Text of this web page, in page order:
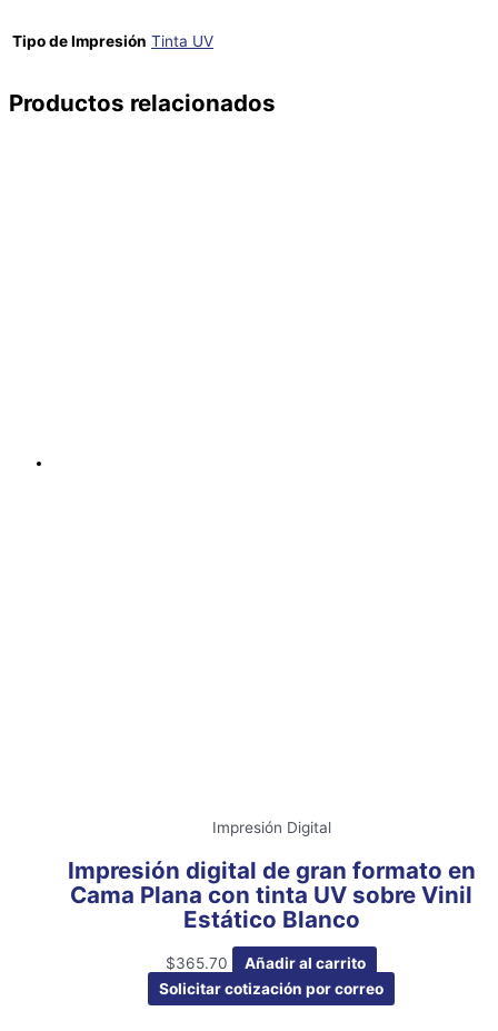
Tipo de Impresión Tinta UV
Productos relacionados
Impresión Digital
Impresión digital de gran formato en
Cama Plana con tinta UV sobre Vinil
Estático Blanco
$365.70
Añadir al carrito
Solicitar cotización por correo